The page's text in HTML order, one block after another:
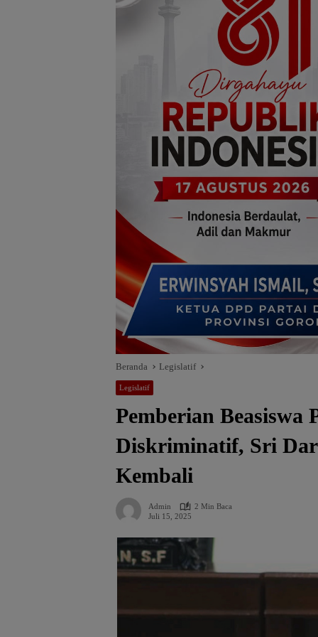
Beranda Legislatif
Legislatif
Pemberian Beasiswa
Diskriminatif, Sri
Kembali
Admin
2 Min Baca
Juli 15, 2025